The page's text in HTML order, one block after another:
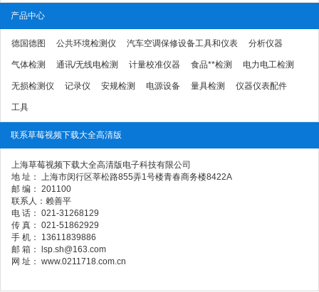
产品中心
德国德图 公共环境检测仪 汽车空调保修设备工具和仪表 分析仪器
气体检测 通讯/无线电检测 计量校准仪器 食品**检测 电力电工检测
无损检测仪 记录仪 安规检测 电源设备 量具检测 仪器仪表配件
工具
联系草莓视频下载大全高清版
上海草莓视频下载大全高清版电子科技有限公司
地 址： 上海市闵行区莘松路855弄1号楼青春商务楼8422A
邮 编： 201100
联系人：赖善平
电 话： 021-31268129
传 真： 021-51862929
手 机： 13611839886
邮 箱： lsp.sh@163.com
网 址： www.0211718.com.cn